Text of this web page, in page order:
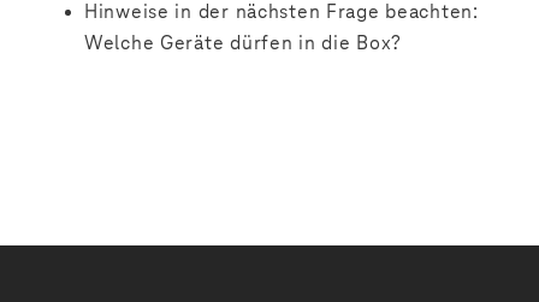
Hinweise in der nächsten Frage beachten:
Welche Geräte dürfen in die Box?